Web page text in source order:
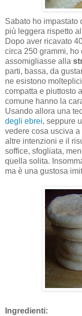
Sabato ho impastato
più leggera rispetto
Dopo aver ricavato
circa 250 grammi,
assomigliasse alla
parti, bassa, da
ne esistono
compatta e piuttosto
comune hanno la
Usando allora una
degli ebrei, seppure
vedere cosa usciva
altre intenzioni e il
soffice, sfogliata,
quella solita.
ma è una gustosa
Ingredienti: